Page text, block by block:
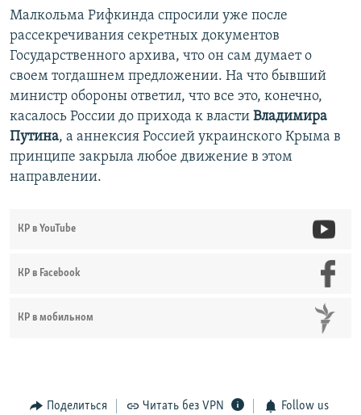
Малкольма Рифкинда спросили уже после
рассекречивания секретных документов
Государственного архива, что он сам думает о
своем тогдашнем предложении. На что бывший
министр обороны ответил, что все это, конечно,
касалось России до прихода к власти Владимира
Путина, а аннексия Россией украинского Крыма в
принципе закрыла любое движение в этом
направлении.
КР в YouTube
КР в Facebook
КР в мобильном
Поделиться Читать без VPN Follow us